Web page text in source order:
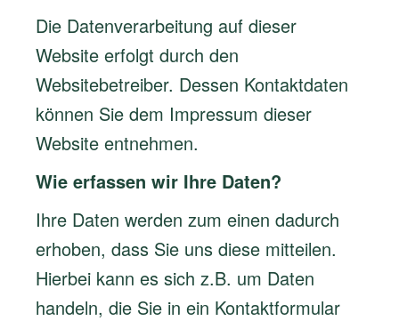
Die Datenverarbeitung auf dieser
Website erfolgt durch den
Websitebetreiber. Dessen Kontaktdaten
können Sie dem Impressum dieser
Website entnehmen.
Wie erfassen wir Ihre Daten?
Ihre Daten werden zum einen dadurch
erhoben, dass Sie uns diese mitteilen.
Hierbei kann es sich z.B. um Daten
handeln, die Sie in ein Kontaktformular